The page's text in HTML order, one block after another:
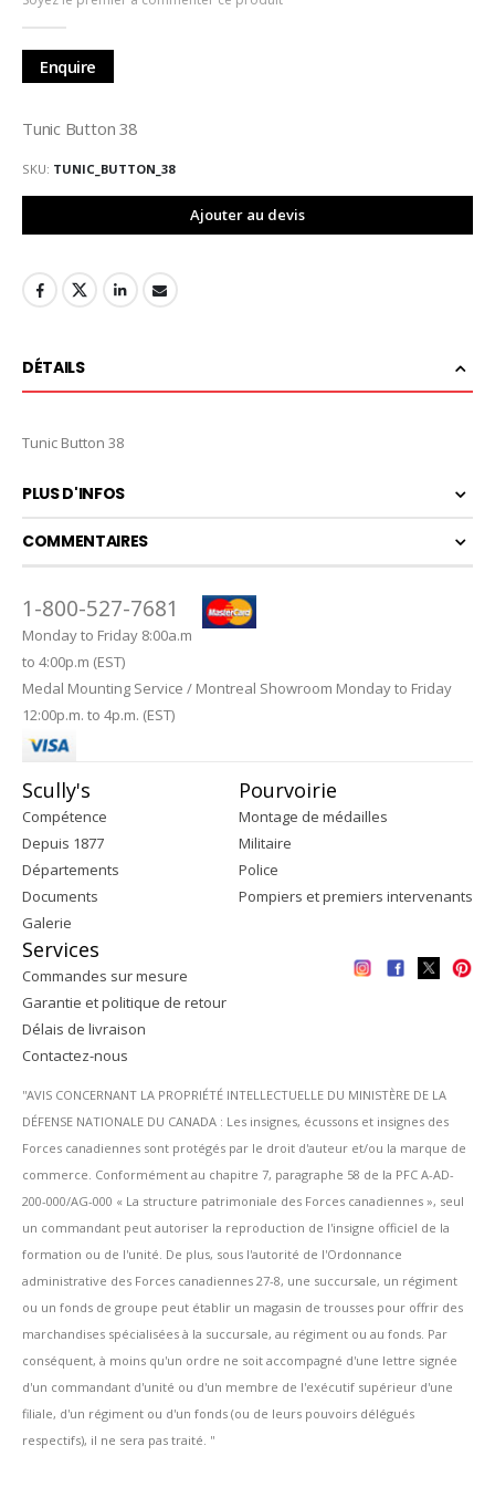
la
Galerie
d’images
Enquire
Tunic Button 38
SKU TUNIC_BUTTON_38
Ajouter au devis
DÉTAILS
Tunic Button 38
PLUS D'INFOS
COMMENTAIRES
1-800-527-7681
Monday to Friday 8:00a.m
to 4:00p.m (EST)
Medal Mounting Service / Montreal Showroom Monday to Friday
12:00p.m. to 4p.m. (EST)
Scully's
Compétence
Depuis 1877
Départements
Documents
Galerie
Pourvoirie
Montage de médailles
Militaire
Police
Pompiers et premiers intervenants
Services
Commandes sur mesure
Garantie et politique de retour
Délais de livraison
Contactez-nous
''AVIS CONCERNANT LA PROPRIÉTÉ INTELLECTUELLE DU MINISTÈRE DE LA
DÉFENSE NATIONALE DU CANADA : Les insignes, écussons et insignes des
Forces canadiennes sont protégés par le droit d'auteur et/ou la marque de
commerce. Conformément au chapitre 7, paragraphe 58 de la PFC A-AD-
200-000/AG-000 « La structure patrimoniale des Forces canadiennes », seul
un commandant peut autoriser la reproduction de l'insigne officiel de la
formation ou de l'unité. De plus, sous l'autorité de l'Ordonnance
administrative des Forces canadiennes 27-8, une succursale, un régiment
ou un fonds de groupe peut établir un magasin de trousses pour offrir des
marchandises spécialisées à la succursale, au régiment ou au fonds. Par
conséquent, à moins qu'un ordre ne soit accompagné d'une lettre signée
d'un commandant d'unité ou d'un membre de l'exécutif supérieur d'une
filiale, d'un régiment ou d'un fonds (ou de leurs pouvoirs délégués
respectifs), il ne sera pas traité. ''